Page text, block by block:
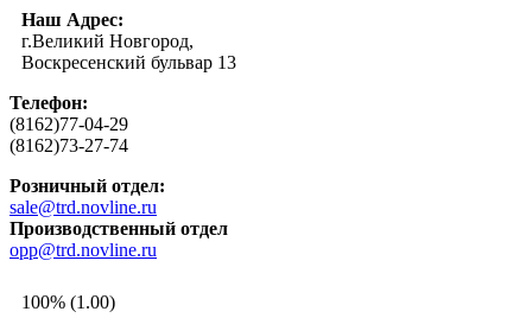
Наш Адрес:
г.Великий Новгород,
Воскресенский бульвар 13
Телефон:
(8162)77-04-29
(8162)73-27-74
Розничный отдел:
sale@trd.novline.ru
Производственный отдел
opp@trd.novline.ru
100% (1.00)